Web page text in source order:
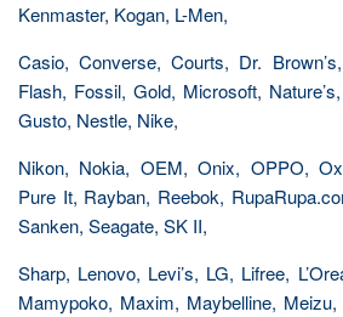
Kenmaster, Kogan, L-Men,
Casio, Converse, Courts, Dr.
Flash, Fossil, Gold, Microsoft,
Gusto, Nestle, Nike,
Nikon, Nokia, OEM, Onix, OPPO,
Pure It, Rayban, Reebok,
Sanken, Seagate, SK II,
Sharp, Lenovo, Levi’s, LG, Lifree,
Mamypoko, Maxim, Maybelline,